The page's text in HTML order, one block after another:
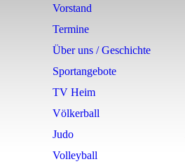
Vorstand
Termine
Über uns / Geschichte
Sportangebote
TV Heim
Völkerball
Judo
Volleyball